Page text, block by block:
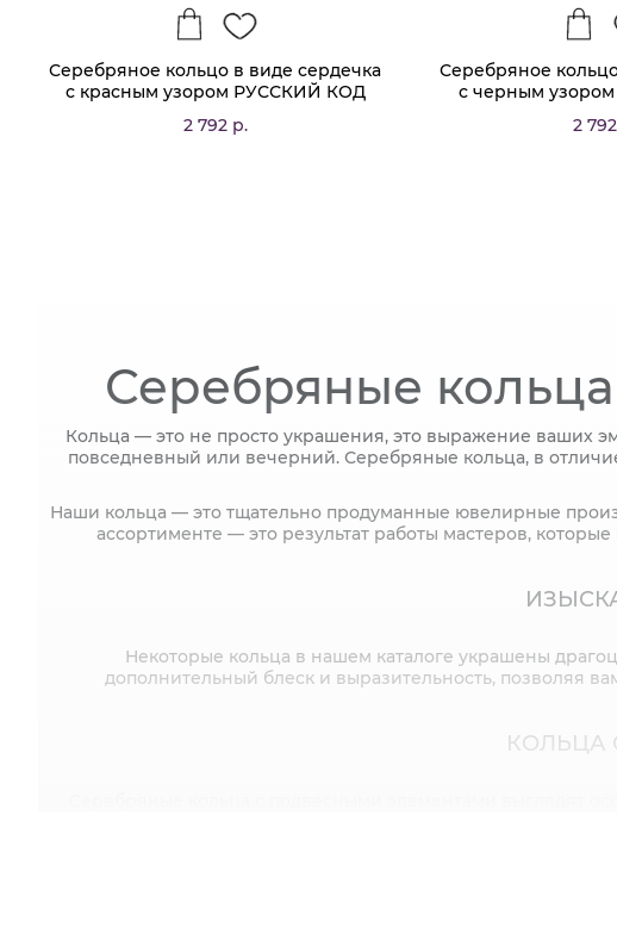
Серебряное кольцо в виде сердечка
с красным узором РУССКИЙ КОД
2 792 р.
Серебряное
с черным
2
Серебряные
Кольца — это не просто украшения, это выражение ваших
повседневный или вечерний. Серебряные кольца, в
Наши кольца — это тщательно продуманные ювелирные
ассортименте — это результат работы мастеров,
Некоторые кольца в нашем каталоге украшены
дополнительный блеск и выразительность, позволяя
КОЛЬЦА